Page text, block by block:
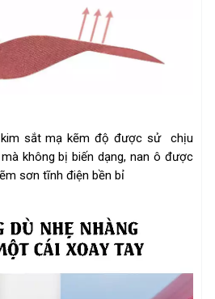
sắt mạ kẽm độ được sử chịu
không bị biến dạng, nan ô được
sơn tĩnh điện bền bỉ